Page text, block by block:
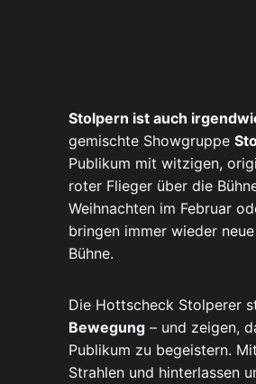
Stolpern ist auch
gemischte Showgruppe
Publikum mit witzigen,
roter Flieger über die
Weihnachten im Februar
bringen immer wieder
Bühne.
Die Hottscheck Stolperer
Bewegung – und zeigen,
Publikum zu begeistern.
Strahlen und hinterlassen